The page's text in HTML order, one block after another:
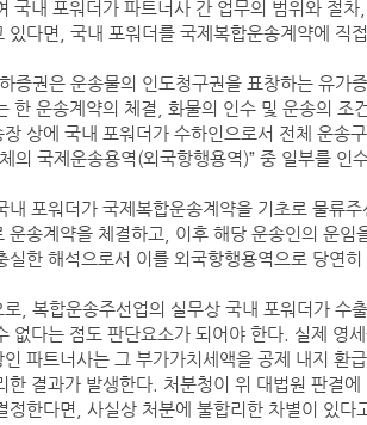
국내 포워더가 파트너사 간 업무의 범위와 절
있다면, 국내 포워더를 국제복합운송계약에 직
증권은 운송물의 인도청구권을 표창하는 유가
한 운송계약의 체결, 화물의 인수 및 운송의
장 상에 국내 포워더가 수하인으로서 전체 운송
의 국제운송용역(외국항행용역)” 중 일부를 인
내 포워더가 국제복합운송계약을 기초로 물류
운송계약을 체결하고, 이후 해당 운송인의 운
실한 해석으로서 이를 외국항행용역으로 당연히
로, 복합운송주선업의 실무상 국내 포워더가 수
없다는 점도 판단요소가 되어야 한다. 실제 영
인 파트너사는 그 부가가치세액을 공제 내지 환
한 결과가 발생한다. 처분청이 위 대법원 판결
정한다면, 사실상 처분에 불합리한 차별이 있다